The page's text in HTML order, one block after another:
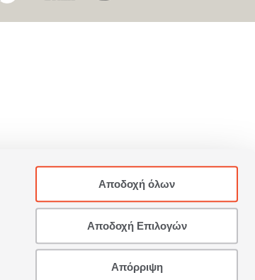
Αποδοχή όλων
Αποδοχή Επιλογών
Απόρριψη